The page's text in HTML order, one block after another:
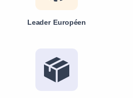
Leader Européen